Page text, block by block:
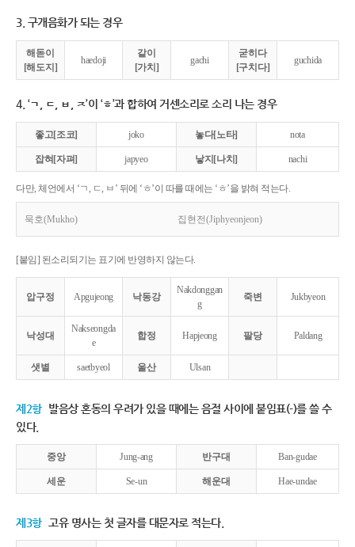
3. 구개음화가 되는 경우
해돋이
[해도지]
haedoji
같이
[가치]
gachi
굳히다
[구치다]
guchida
4. ‘ㄱ, ㄷ, ㅂ, ㅈ’이 ‘ㅎ’과 합하여 거센소리로 소리 나는 경우
좋고[조코] joko 놓다[노타] nota
잡혀[자펴] japyeo 낳지[나치] nachi
다만, 체언에서 ‘ㄱ, ㄷ, ㅂ’ 뒤에 ‘ㅎ’이 따를 때에는 ‘ㅎ’을 밝혀 적는다.
묵호(Mukho) 집현전(Jiphyeonjeon)
[붙임] 된소리되기는 표기에 반영하지 않는다.
압구정 Apgujeong 낙동강
Nakdonggan
g
죽변 Jukbyeon
낙성대
Nakseongda
e
합정 Hapjeong 팔당 Paldang
샛별 saetbyeol 울산 Ulsan
제2항 발음상 혼동의 우려가 있을 때에는 음절 사이에 붙임표(-)를 쓸 수
있다.
중앙 Jung-ang 반구대 Ban-gudae
세운 Se-un 해운대 Hae-undae
제3항 고유 명사는 첫 글자를 대문자로 적는다.